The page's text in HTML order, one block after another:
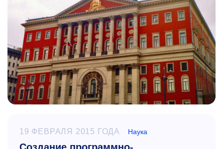
19 ФЕВРАЛЯ 2015 ГОДА Наука
Создание программно-